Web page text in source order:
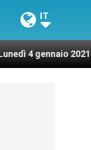
IT
2021: